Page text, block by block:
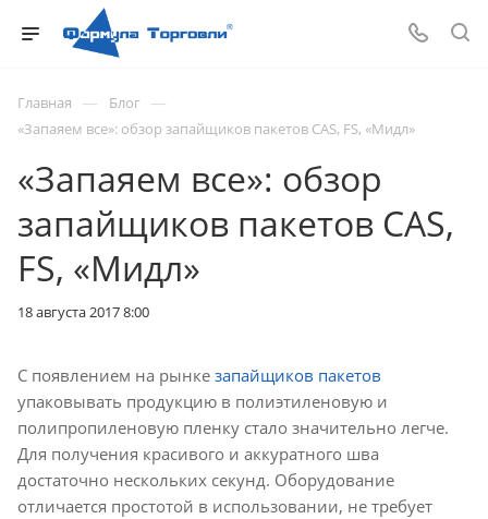
Главная — Блог —
«Запаяем все»: обзор запайщиков пакетов CAS, FS, «Мидл»
«Запаяем все»: обзор
запайщиков пакетов CAS,
FS, «Мидл»
18 августа 2017 8:00
С появлением на рынке запайщиков пакетов
упаковывать продукцию в полиэтиленовую и
полипропиленовую пленку стало значительно легче.
Для получения красивого и аккуратного шва
достаточно нескольких секунд. Оборудование
отличается простотой в использовании, не требует